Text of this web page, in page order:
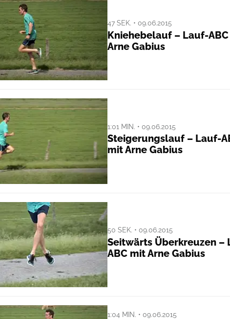
47 SEK. • 09.06.2015
Kniehebelauf – Lauf-
Arne Gabius
1:01 MIN. • 09.06.2015
Steigerungslauf – Lauf-
mit Arne Gabius
50 SEK. • 09.06.2015
Seitwärts Überkreuzen –
ABC mit Arne Gabius
1:04 MIN. • 09.06.2015